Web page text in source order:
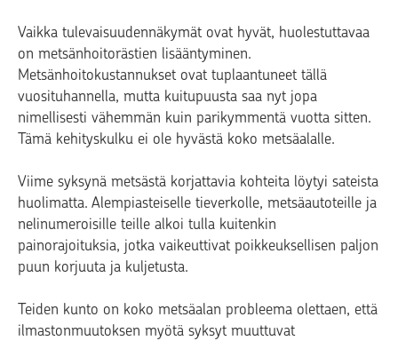
Vaikka tulevaisuudennäkymät ovat hyvät, huolestuttavaa
on metsänhoitorästien lisääntyminen.
Metsänhoitokustannukset ovat tuplaantuneet tällä
vuosituhannella, mutta kuitupuusta saa nyt jopa
nimellisesti vähemmän kuin parikymmentä vuotta sitten.
Tämä kehityskulku ei ole hyvästä koko metsäalalle.
Viime syksynä metsästä korjattavia kohteita löytyi sateista
huolimatta. Alempiasteiselle tieverkolle, metsäautoteille ja
nelinumeroisille teille alkoi tulla kuitenkin
painorajoituksia, jotka vaikeuttivat poikkeuksellisen paljon
puun korjuuta ja kuljetusta.
Teiden kunto on koko metsäalan probleema olettaen, että
ilmastonmuutoksen myötä syksyt muuttuvat